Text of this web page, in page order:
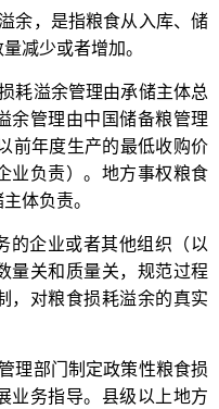
余，是指粮食从入库、储
减少或者增加。
耗溢余管理由承储主体总
余管理由中国储备粮管理
前年度生产的最低收购价
业负责）。地方事权粮食
体负责。
的企业或者其他组织（以
量关和质量关，规范过程
，对粮食损耗溢余的真实
理部门制定政策性粮食损
业务指导。县级以上地方